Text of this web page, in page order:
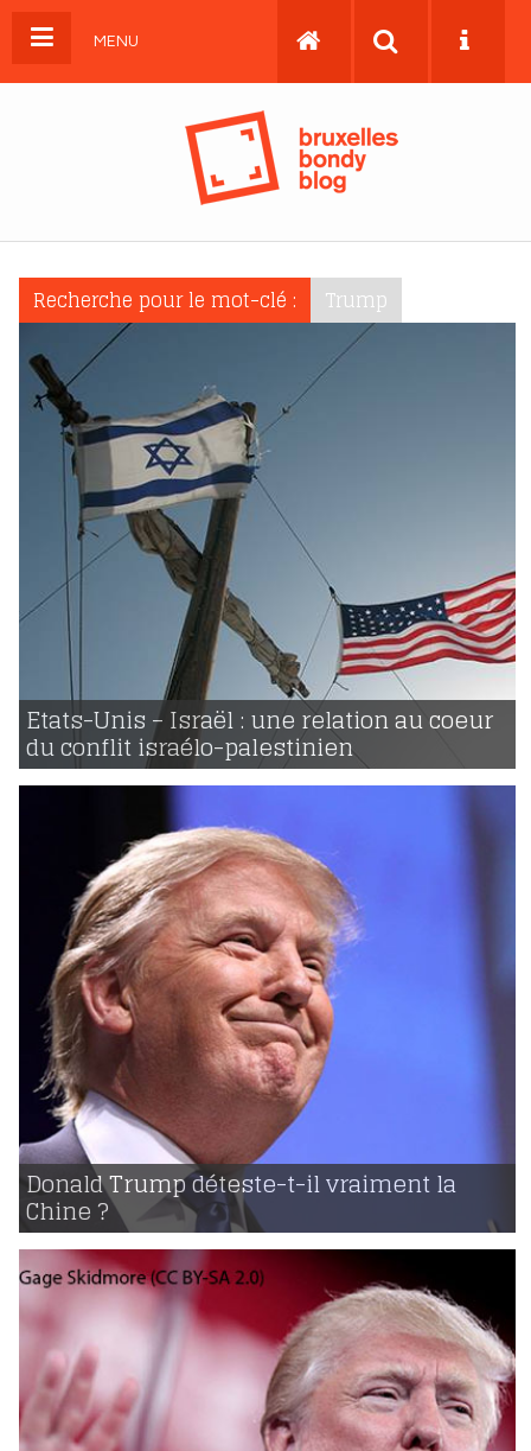
MENU
Recherche pour le mot-clé : Trump
Etats-Unis – Israël : une relation au coeur
du conflit israélo-palestinien
voir
10 | 02 | 2017
3475
Donald Trump déteste-t-il vraiment la
Chine ?
voir
11 | 11 | 2016
691